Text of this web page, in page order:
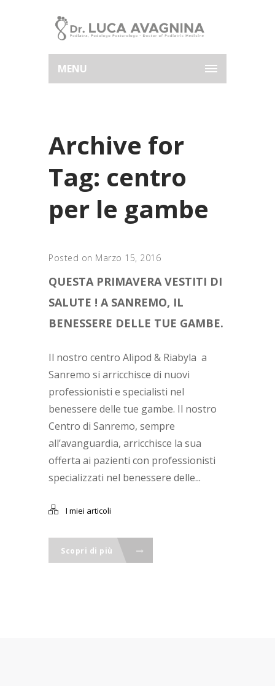
MENU
Archive for
Tag: centro
per le gambe
Posted on Marzo 15, 2016
QUESTA PRIMAVERA VESTITI DI
SALUTE ! A SANREMO, IL
BENESSERE DELLE TUE GAMBE.
Il nostro centro Alipod & Riabyla a
Sanremo si arricchisce di nuovi
professionisti e specialisti nel
benessere delle tue gambe. Il nostro
Centro di Sanremo, sempre
all’avanguardia, arricchisce la sua
offerta ai pazienti con professionisti
specializzati nel benessere delle...
I miei articoli
Scopri di più